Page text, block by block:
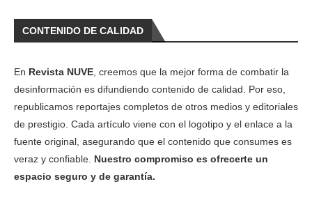
CONTENIDO DE CALIDAD
En Revista NUVE , creemos que la mejor forma de combatir la
desinformación es difundiendo contenido de calidad. Por eso,
republicamos reportajes completos de otros medios y editoriales
de prestigio. Cada artículo viene con el logotipo y el enlace a la
fuente original, asegurando que el contenido que consumes es
veraz y confiable. Nuestro compromiso es ofrecerte un
espacio seguro y de garantía.